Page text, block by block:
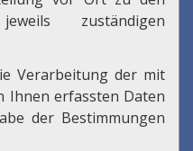
zuständigen
Verarbeitung der mit
Ihnen erfassten Daten
der Bestimmungen